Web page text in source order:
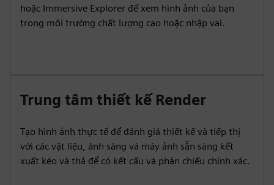
hoặc Immersive Explorer để xem hình ảnh của bạn
trong môi trường chất lượng cao hoặc nhập vai.
Trung tâm thiết kế Render
Tạo hình ảnh thực tế để đánh giá thiết kế và tiếp thị
với các vật liệu, ánh sáng và máy ảnh sẵn sàng kết
xuất kéo và thả để có kết cấu và phản chiếu chính xác.